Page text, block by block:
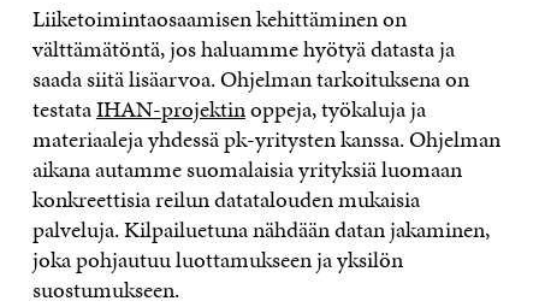
Liiketoimintaosaamisen kehittäminen on
välttämätöntä, jos haluamme hyötyä datasta ja
saada siitä lisäarvoa. Ohjelman tarkoituksena on
testataIHAN-projektinoppeja, työkaluja ja
materiaaleja yhdessä pk-yritysten kanssa. Ohjelman
aikana autamme suomalaisia yrityksiä luomaan
konkreettisia reilun datatalouden mukaisia
palveluja. Kilpailuetuna nähdään datan jakaminen,
joka pohjautuu luottamukseen ja yksilön
suostumukseen.